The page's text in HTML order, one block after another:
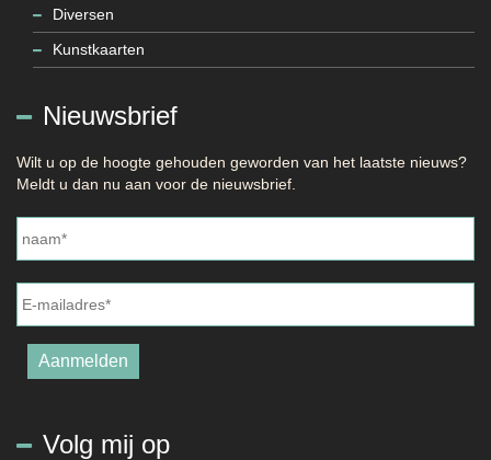
Diversen
Kunstkaarten
Nieuwsbrief
Wilt u op de hoogte gehouden geworden van het laatste nieuws?
Meldt u dan nu aan voor de nieuwsbrief.
Aanmelden
Volg mij op